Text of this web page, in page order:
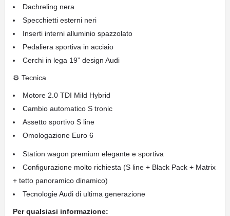
Dachreling nera
Specchietti esterni neri
Inserti interni alluminio spazzolato
Pedaliera sportiva in acciaio
Cerchi in lega 19” design Audi
⚙ Tecnica
Motore 2.0 TDI Mild Hybrid
Cambio automatico S tronic
Assetto sportivo S line
Omologazione Euro 6
Station wagon premium elegante e sportiva
Configurazione molto richiesta (S line + Black Pack + Matrix
+ tetto panoramico dinamico)
Tecnologie Audi di ultima generazione
Per qualsiasi informazione: